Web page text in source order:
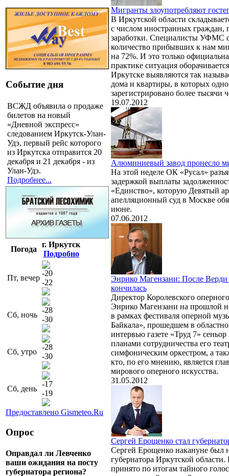
Событие дня
ВСЖД объявила о продаже
билетов на новый
«Дневной экспресс»
следованием Иркутск-Улан-
Удэ, первый рейс которого
из Иркутска отправится 20
декабря и 21 декабря - из
Улан-Удэ.
Подробнее...
Погода
г. Иркутск
Подробно
Пт, вечер
-20
-22
Сб, ночь
-28
-30
Сб, утро
-28
-30
Сб, день
-17
-19
Предоставлено Gismeteo.Ru
Опрос
Оправдал ли Левченко
ваши ожидания на посту
губернатора региона?
Мигранты злоупотребляют
В Иркутской области
с числом иностранных
заработки. Специалисты УФМС
количество прибывших к нам
на 72%. И это только
практике ситуация
Иркутске выявляются так
дома и квартиры, в которых
зарегистрировано более тысячи
19.07.2012
Алюминиевый завод пронесло
На этой неделе ОК «Русал»
задержкой выплаты
«Единство», которую Девятый
апелляционный суд в Москве
июне.
07.06.2012
Энрико Магензани: После Верди
кончилась
Директор Королевского
Энрико Магензани на прошлой
в рамках фестиваля оперной
Байкала», прошедшем в
интервью газете «Труд 7»
планами сотрудничества его
симфоническим оркестром, а
кто, по его мнению, является
мирового оперного искусства.
31.05.2012
Сергей Ерощенко стал
Сергей Ерощенко накануне был
губернатора Иркутской
принято по итогам тайного